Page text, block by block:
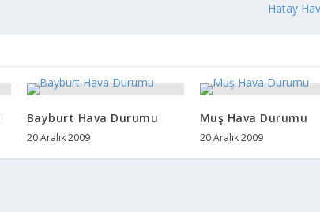
Hatay
Bayburt Hava Durumu
20 Aralık 2009
Muş Hava Durumu
20 Aralık 2009